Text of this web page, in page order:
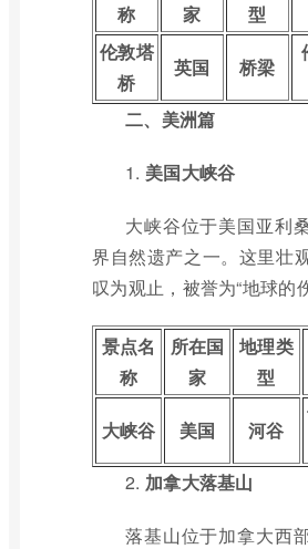
称
家
型
伦敦塔
桥
英国 桥梁
二、美洲篇
1. 美国大峡谷
大峡谷位于美国亚利
界自然遗产之一。这里壮
叹为观止，被誉为“地球的伤
景点名
称
所在国
家
地理类
型
大峡谷 美国 河谷
2. 加拿大落基山
落基山位于加拿大西